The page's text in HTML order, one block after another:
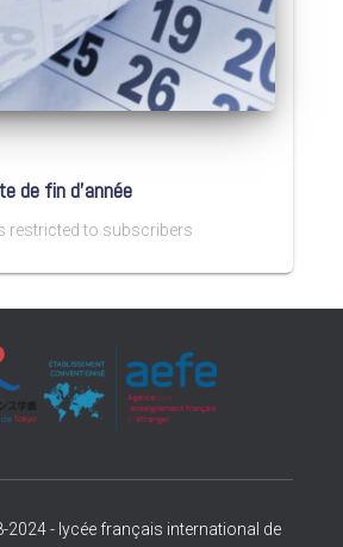
de fin d’année
restricted to subscribers
2024 - lycée français international de